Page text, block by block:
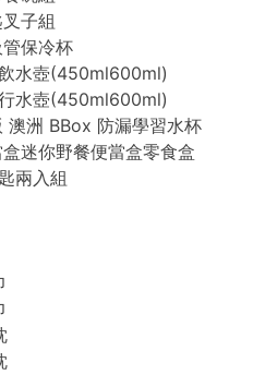
子組
保冷杯
水壺(450ml600ml)
水壺(450ml600ml)
澳洲 BBox 防漏學習水杯
迷你野餐便當盒零食盒
兩入組